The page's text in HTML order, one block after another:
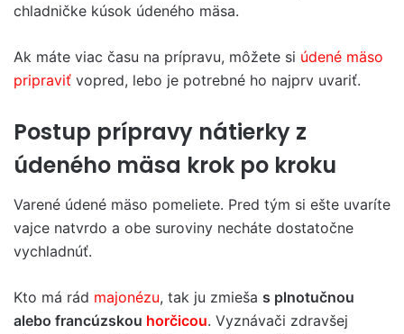
chladničke kúsok údeného mäsa.
Ak máte viac času na prípravu, môžete si údené mäso
pripraviť vopred, lebo je potrebné ho najprv uvariť.
Postup prípravy nátierky z
údeného mäsa krok po kroku
Varené údené mäso pomeliete. Pred tým si ešte uvaríte
vajce natvrdo a obe suroviny necháte dostatočne
vychladnúť.
Kto má rád majonézu, tak ju zmieša s plnotučnou
alebo francúzskou horčicou. Vyznávači zdravšej